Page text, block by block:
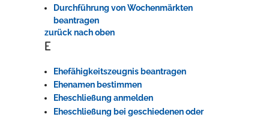
Durchführung von Wochenmärkten
beantragen
zurück nach oben
E
Ehefähigkeitszeugnis beantragen
Ehenamen bestimmen
Eheschließung anmelden
Eheschließung bei geschiedenen oder